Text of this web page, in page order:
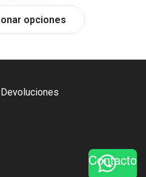
the
opciones
multiple
chosen
on
Contacto